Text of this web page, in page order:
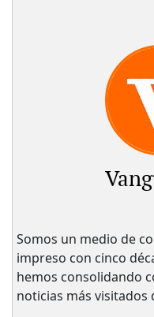
Somos un medio de
impreso con cinco
hemos consolidando
noticias más visitados